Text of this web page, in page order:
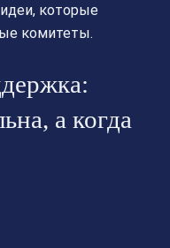
которые
комитеты.
а когда